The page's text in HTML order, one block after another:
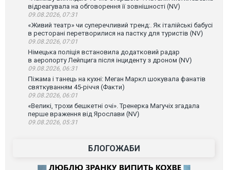
відреагувала на обговорення її зовнішності (NV)
09.08.2026, 07:31
«Живий театр» чи суперечливий тренд:. Як італійські бабусі
в ресторані перетворилися на пастку для туристів (NV)
09.08.2026, 07:01
Німецька поліція встановила додатковий радар
в аеропорту Лейпцига після інциденту з дроном (NV)
09.08.2026, 06:31
Піжама і танець на кухні: Меган Маркл шокувала фанатів
святкуванням 45-річчя (Факти)
09.08.2026, 06:01
«Великі, трохи бешкетні очі». Тренерка Магучіх згадала
перше враження від Ярослави (NV)
09.08.2026, 05:31
БЛОГОЖАБИ